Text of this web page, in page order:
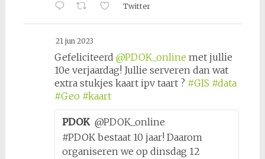
Twitter
21 jun 2023
Gefeliciteerd @PDOK_online met jullie
10e verjaardag! Jullie serveren dan wat
extra stukjes kaart ipv taart ? #GIS #data
#Geo #kaart
PDOK @PDOK_online
#PDOK bestaat 10 jaar! Daarom
organiseren we op dinsdag 12